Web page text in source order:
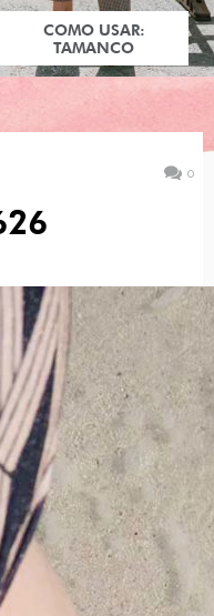
COMO USAR:
TAMANCO
0